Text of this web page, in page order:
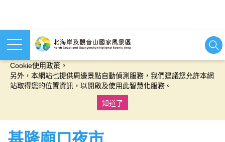
本網站使用cookies等相關技術以持續優化網站服務，並有助於為
Cookie使用政策。
另外，本網站也提供周邊景點自動偵測服務，我們建議您允許本網
站取得您的位置資訊，以開啟及使用此智慧化服務。
知道了